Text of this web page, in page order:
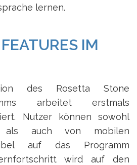
lernen.
IM
des Rosetta Stone
arbeitet erstmals
Nutzer können sowohl
als auch von mobilen
auf das Programm
wird auf den